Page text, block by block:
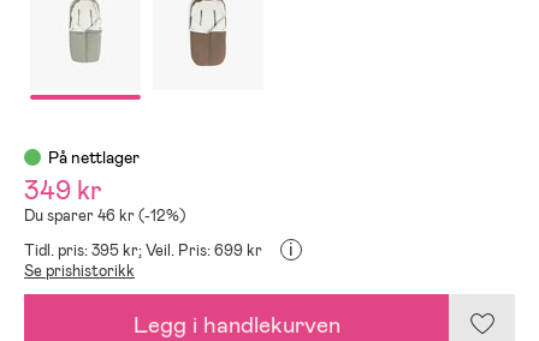
På nettlager
349 kr
Du sparer 46 kr (-12%)
Tidl. pris: 395 kr;Veil. Pris: 699 kr i
Se prishistorikk
Legg i handlekurven